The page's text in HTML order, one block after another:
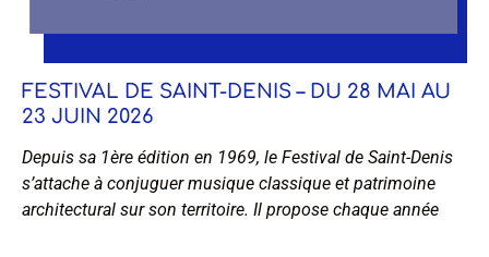
FESTIVAL DE SAINT-DENIS – DU 28 MAI AU
23 JUIN 2026
Depuis sa 1ère édition en 1969, le Festival de Saint-Denis
s’attache à conjuguer musique classique et patrimoine
architectural sur son territoire. Il propose chaque année